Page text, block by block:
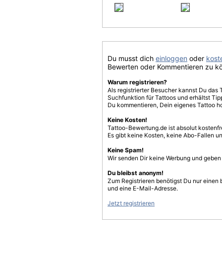
Du musst dich einloggen oder
Bewerten oder Kommentieren zu
Warum registrieren?
Als registrierter Besucher kannst Du
Suchfunktion für Tattoos und erhältst
Du kommentieren, Dein eigenes Tattoo
Keine Kosten!
Tattoo-Bewertung.de ist absolut
Es gibt keine Kosten, keine Abo-Fallen
Keine Spam!
Wir senden Dir keine Werbung und
Du bleibst anonym!
Zum Registrieren benötigst Du nur einen
und eine E-Mail-Adresse.
Jetzt registrieren